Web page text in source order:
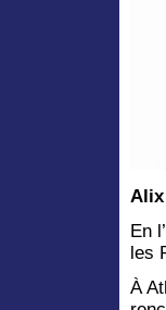
Alix
En
les
À